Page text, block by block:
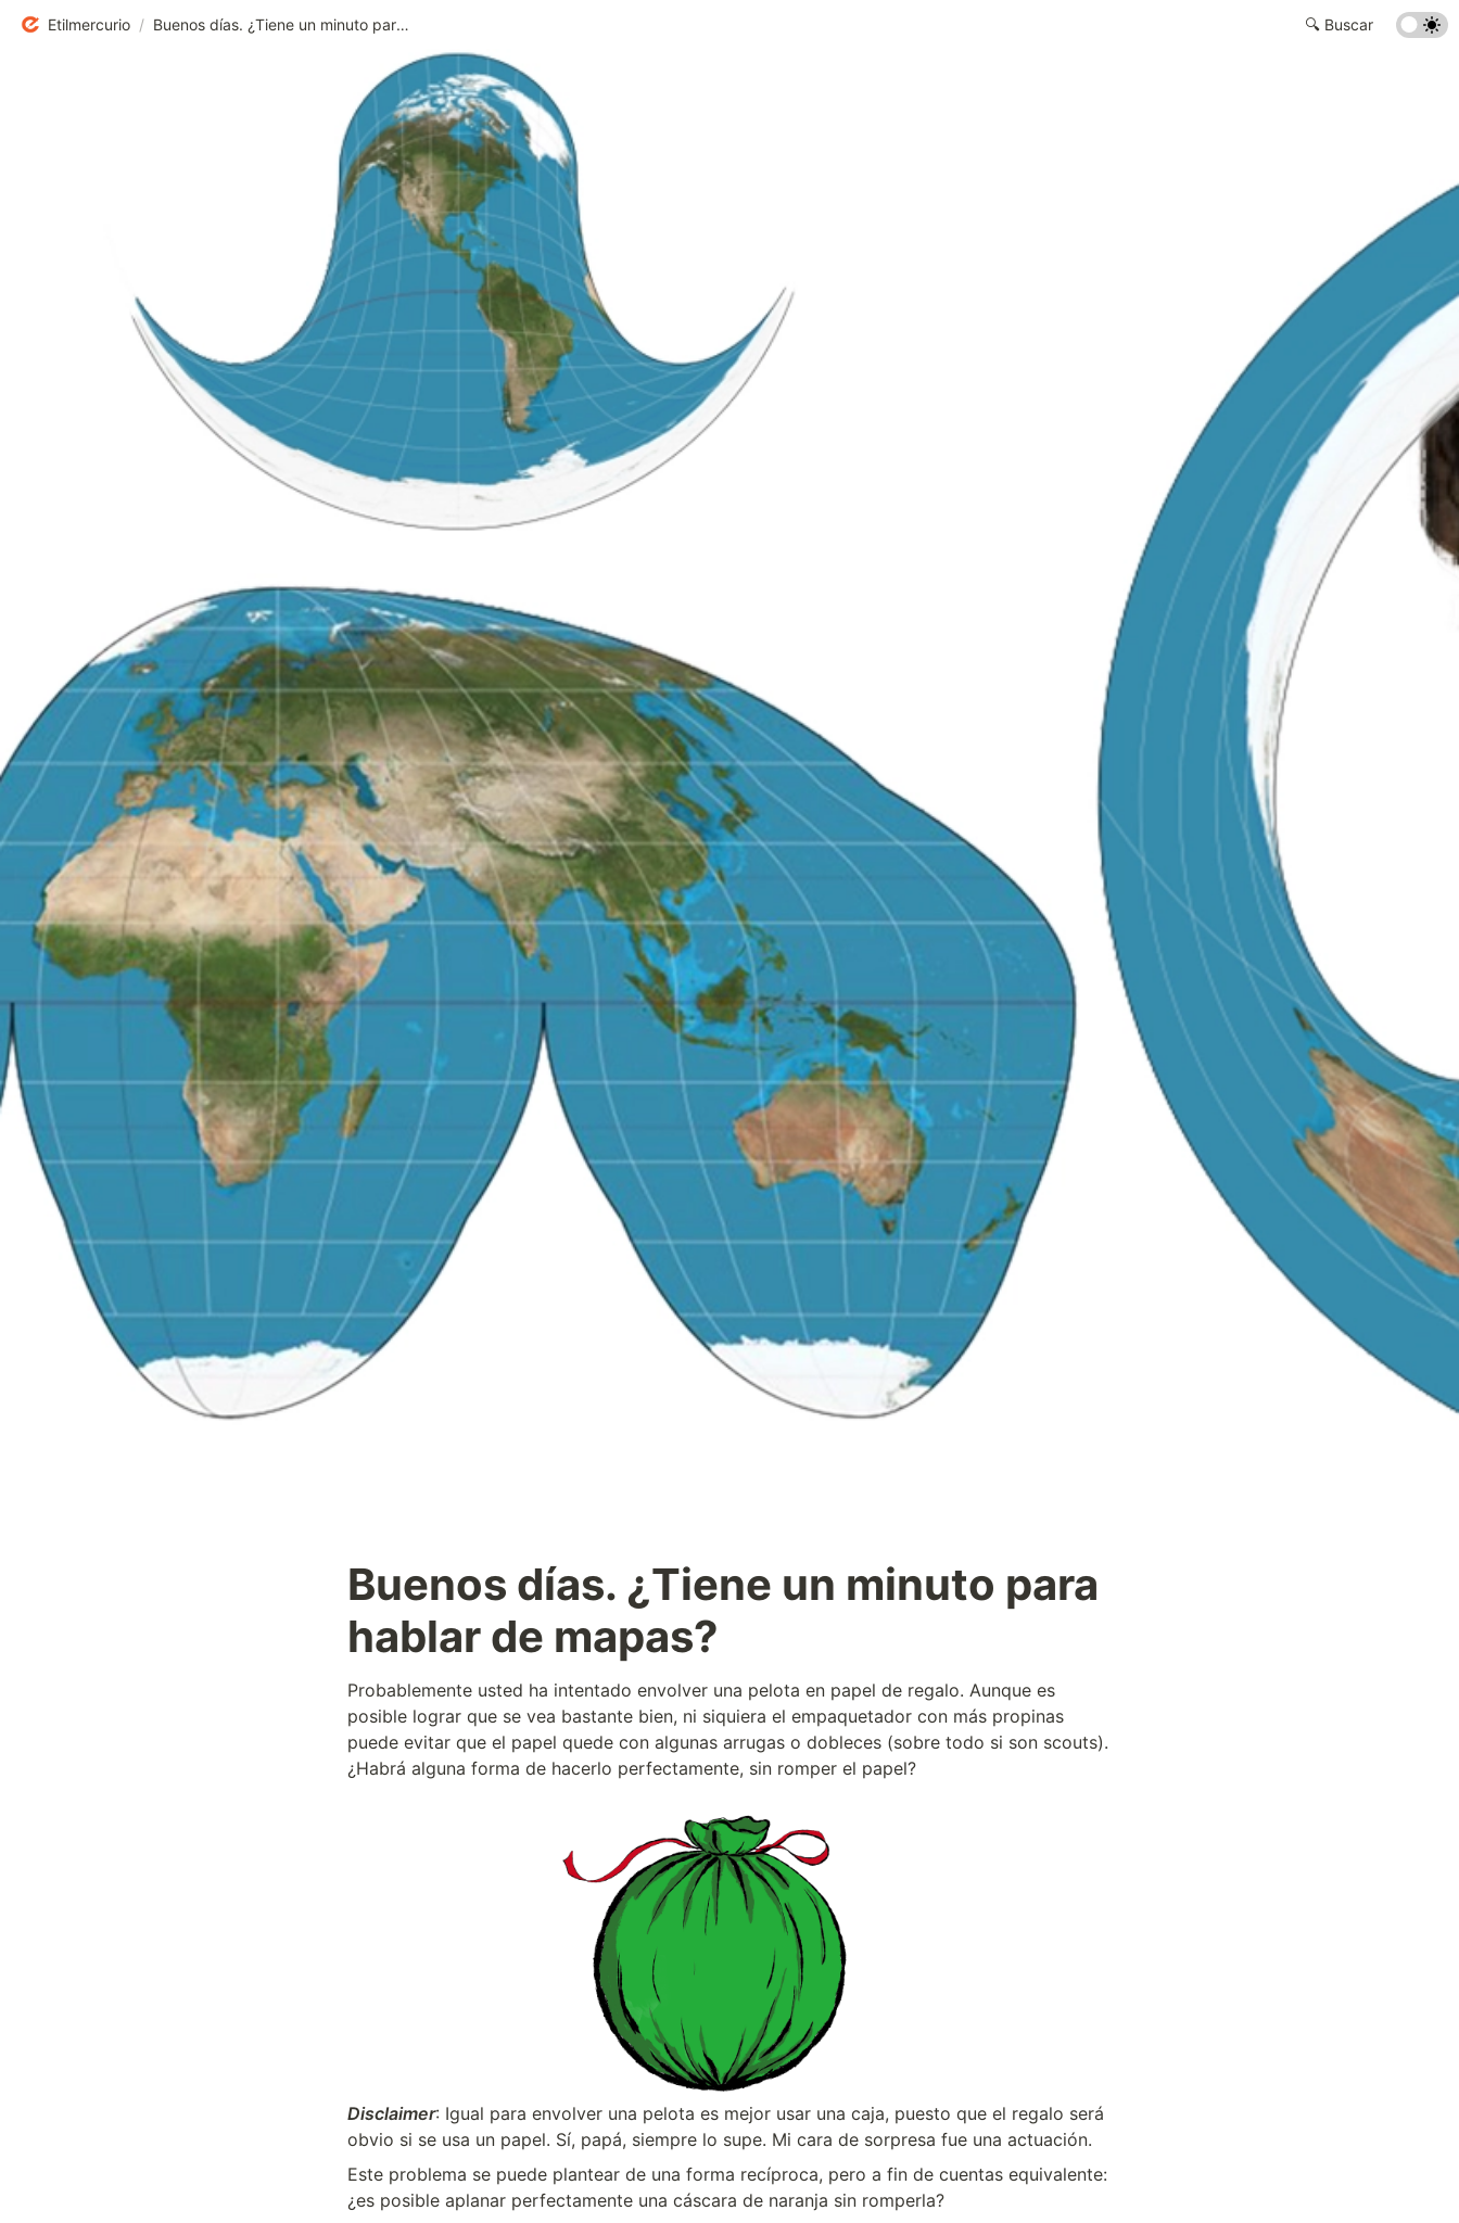
Etilmercurio / Buenos días. ¿Tiene un minuto para hablar de mapas?
Buenos días. ¿Tiene un minuto para
hablar de mapas?
Probablemente usted ha intentado envolver una pelota en papel de regalo. Aunque es
posible lograr que se vea bastante bien, ni siquiera el empaquetador con más propinas
puede evitar que el papel quede con algunas arrugas o dobleces (sobre todo si son scouts).
¿Habrá alguna forma de hacerlo perfectamente, sin romper el papel?
Disclaimer: Igual para envolver una pelota es mejor usar una caja, puesto que el regalo será
obvio si se usa un papel. Sí, papá, siempre lo supe. Mi cara de sorpresa fue una actuación.
Este problema se puede plantear de una forma recíproca, pero a fin de cuentas equivalente:
¿es posible aplanar perfectamente una cáscara de naranja sin romperla?